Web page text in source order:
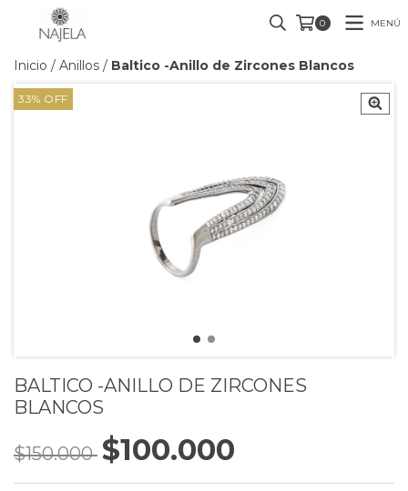
0 MENÚ
Inicio / Anillos / Baltico -Anillo de Zircones Blancos
33% OFF
BALTICO -ANILLO DE ZIRCONES
BLANCOS
$150.000 $100.000